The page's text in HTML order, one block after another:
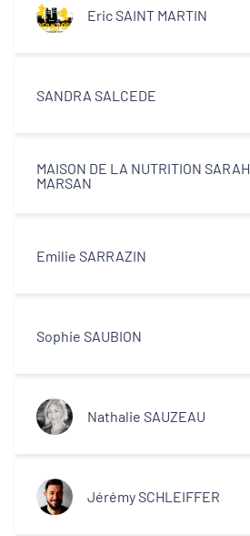
Eric SAINT MARTIN
SANDRA SALCEDE
MAISON DE LA NUTRITION SARAH
MARSAN
Emilie SARRAZIN
Sophie SAUBION
Nathalie SAUZEAU
Jérémy SCHLEIFFER